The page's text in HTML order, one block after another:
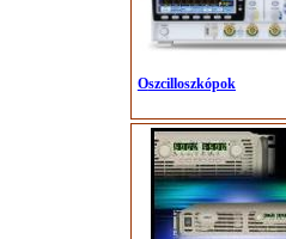
Oszcilloszkópok